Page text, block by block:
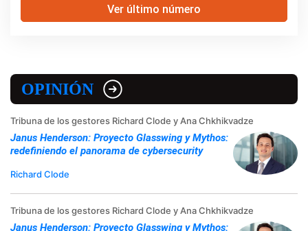
Ver último número
OPINIÓN
Tribuna de los gestores Richard Clode y Ana Chkhikvadze
Janus Henderson: Proyecto Glasswing y Mythos:
redefiniendo el panorama de cybersecurity
Richard Clode
Tribuna de los gestores Richard Clode y Ana Chkhikvadze
Janus Henderson: Proyecto Glasswing y Mythos: